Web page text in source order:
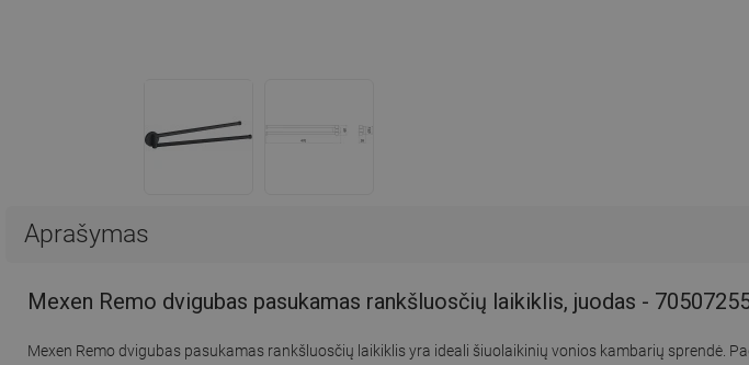
Aprašymas
Mexen Remo dvigubas pasukamas rankšluosčių laikiklis, juodas -
Mexen Remo dvigubas pasukamas rankšluosčių laikiklis yra ideali šiuolaikinių vonios kambarių sprendė.